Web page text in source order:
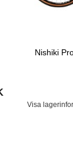
Nishiki
Visa